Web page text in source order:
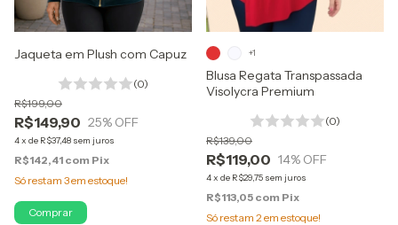
Jaqueta em Plush com Capuz
(0)
R$149,90
R$199,00
25% OFF
4x de R$37,48 sem juros
R$142,41 com Pix
Só restam 3em estoque!
Comprar
Blusa Regata Transpassada
Visolycra Premium
(0)
R$119,00
R$139,00
14% OFF
4x de R$29,75 sem juros
R$113,05 com Pix
Só restam 2 em estoque!
+1